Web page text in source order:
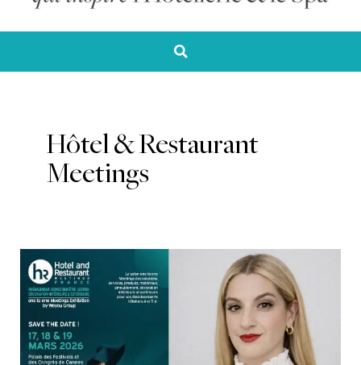
Hôtel & Restaurant
Meetings
Hotel
Restaurant
le
rendez-